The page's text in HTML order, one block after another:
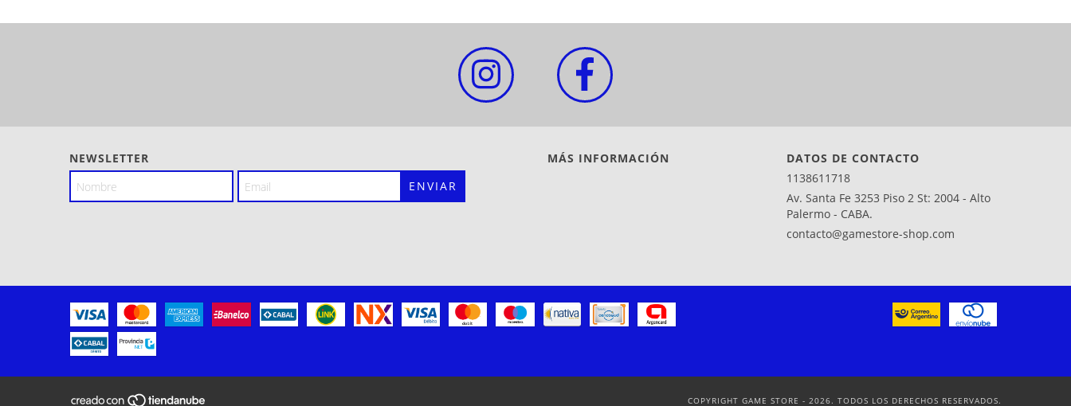
NEWSLETTER MÁS INFORMACIÓN
DATOS DE CONTACTO
1138611718
Av. Santa Fe 3253 Piso 2 St: 2004 - Alto
Palermo - CABA.
contacto@gamestore-shop.com
COPYRIGHT GAME STORE - 2026. TODOS LOS DERECHOS RESERVADOS.